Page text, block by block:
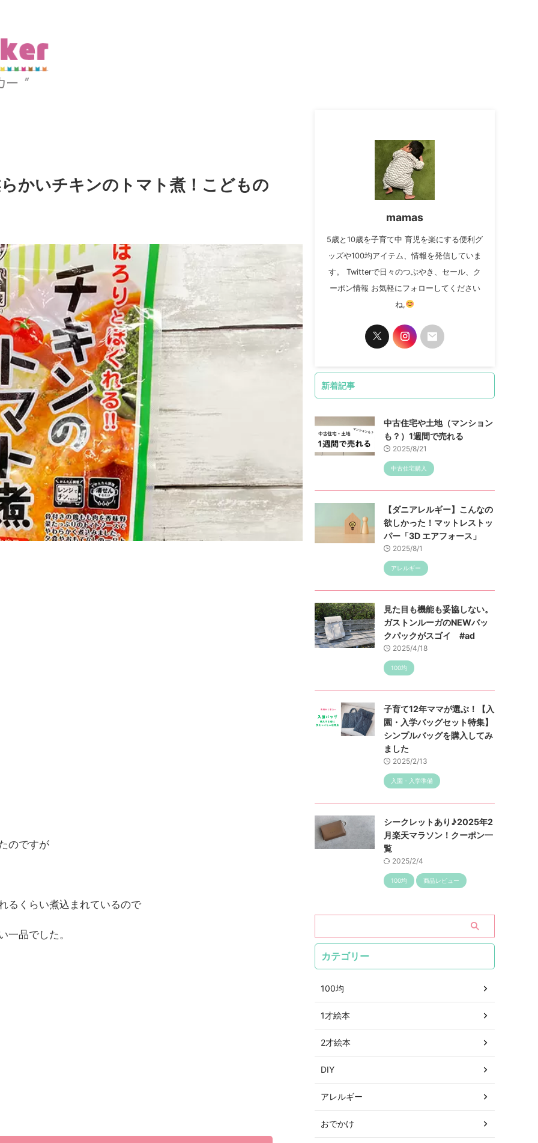
かいチキンのトマト煮！こどもの
のですが
るくらい煮込まれているので
一品でした。
mamas
5歳と10歳を子育て中 育児を楽にする便利グ
ッズや100均アイテム、情報を発信していま
す。 Twitterで日々のつぶやき、セール、ク
ーポン情報 お気軽にフォローしてください
ね,
新着記事
中古住宅や土地（マンション
も？）1週間で売れる
2025/8/21
中古住宅購入
【ダニアレルギー】こんなの
欲しかった！マットレストッ
パー「3D エアフォース」
2025/8/1
アレルギー
見た目も機能も妥協しない。
ガストンルーガのNEWバッ
クパックがスゴイ #ad
2025/4/18
100均
子育て12年ママが選ぶ！【入
園・入学バッグセット特集】
シンプルバッグを購入してみ
ました
2025/2/13
入園・入学準備
シークレットあり♪2025年2
月楽天マラソン！クーポン一
覧
2025/2/4
100均 商品レビュー
カテゴリー
100均
1才絵本
2才絵本
DIY
アレルギー
おでかけ